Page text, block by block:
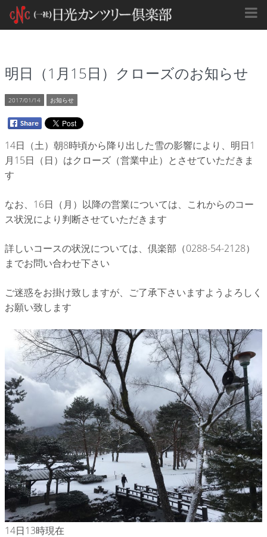
明日（1月15日）クローズのお知らせ
2017/01/14 お知らせ
14日（土）朝8時頃から降り出した雪の影響により、明日1
月15日（日）はクローズ（営業中止）とさせていただきま
す
なお、16日（月）以降の営業については、これからのコー
ス状況により判断させていただきます
詳しいコースの状況については、倶楽部（0288-54-2128）
までお問い合わせ下さい
ご迷惑をお掛け致しますが、ご了承下さいますようよろしく
お願い致します
14日13時現在